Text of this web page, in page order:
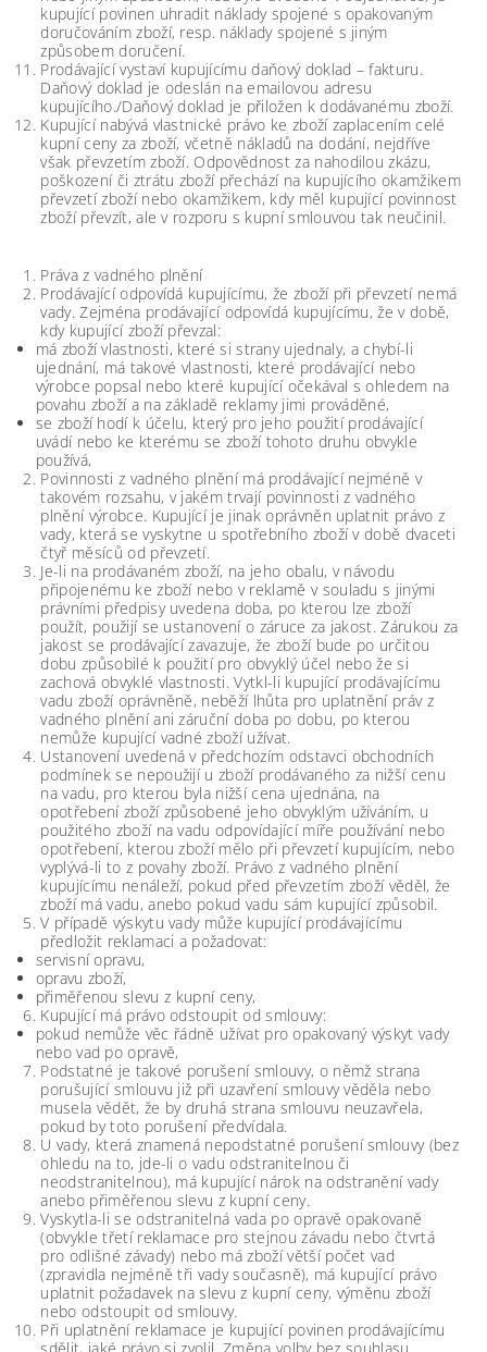
kupující povinen uhradit náklady spojené s opakovaným
doručováním zboží, resp. náklady spojené s jiným
způsobem doručení.
Prodávající vystaví kupujícímu daňový doklad – fakturu.
Daňový doklad je odeslán na emailovou adresu
kupujícího./Daňový doklad je přiložen k dodávanému zboží.
Kupující nabývá vlastnické právo ke zboží zaplacením celé
kupní ceny za zboží, včetně nákladů na dodání, nejdříve
však převzetím zboží. Odpovědnost za nahodilou zkázu,
poškození či ztrátu zboží přechází na kupujícího okamžikem
převzetí zboží nebo okamžikem, kdy měl kupující povinnost
zboží převzít, ale v rozporu s kupní smlouvou tak neučinil.
Práva z vadného plnění
Prodávající odpovídá kupujícímu, že zboží při převzetí nemá
vady. Zejména prodávající odpovídá kupujícímu, že v době,
kdy kupující zboží převzal:
má zboží vlastnosti, které si strany ujednaly, a chybí-li
ujednání, má takové vlastnosti, které prodávající nebo
výrobce popsal nebo které kupující očekával s ohledem na
povahu zboží a na základě reklamy jimi prováděné,
se zboží hodí k účelu, který pro jeho použití prodávající
uvádí nebo ke kterému se zboží tohoto druhu obvykle
používá,
Povinnosti z vadného plnění má prodávající nejméně v
takovém rozsahu, v jakém trvají povinnosti z vadného
plnění výrobce. Kupující je jinak oprávněn uplatnit právo z
vady, která se vyskytne u spotřebního zboží v době dvaceti
čtyř měsíců od převzetí.
Je-li na prodávaném zboží, na jeho obalu, v návodu
připojenému ke zboží nebo v reklamě v souladu s jinými
právními předpisy uvedena doba, po kterou lze zboží
použít, použijí se ustanovení o záruce za jakost. Zárukou za
jakost se prodávající zavazuje, že zboží bude po určitou
dobu způsobilé k použití pro obvyklý účel nebo že si
zachová obvyklé vlastnosti. Vytkl-li kupující prodávajícímu
vadu zboží oprávněně, neběží lhůta pro uplatnění práv z
vadného plnění ani záruční doba po dobu, po kterou
nemůže kupující vadné zboží užívat.
Ustanovení uvedená v předchozím odstavci obchodních
podmínek se nepoužijí u zboží prodávaného za nižší cenu
na vadu, pro kterou byla nižší cena ujednána, na
opotřebení zboží způsobené jeho obvyklým užíváním, u
použitého zboží na vadu odpovídající míře používání nebo
opotřebení, kterou zboží mělo při převzetí kupujícím, nebo
vyplývá-li to z povahy zboží. Právo z vadného plnění
kupujícímu nenáleží, pokud před převzetím zboží věděl, že
zboží má vadu, anebo pokud vadu sám kupující způsobil.
V případě výskytu vady může kupující prodávajícímu
předložit reklamaci a požadovat:
servisní opravu,
opravu zboží,
přiměřenou slevu z kupní ceny,
Kupující má právo odstoupit od smlouvy:
pokud nemůže věc řádně užívat pro opakovaný výskyt vady
nebo vad po opravě,
Podstatné je takové porušení smlouvy, o němž strana
porušující smlouvu již při uzavření smlouvy věděla nebo
musela vědět, že by druhá strana smlouvu neuzavřela,
pokud by toto porušení předvídala.
U vady, která znamená nepodstatné porušení smlouvy (bez
ohledu na to, jde-li o vadu odstranitelnou či
neodstranitelnou), má kupující nárok na odstranění vady
anebo přiměřenou slevu z kupní ceny.
Vyskytla-li se odstranitelná vada po opravě opakovaně
(obvykle třetí reklamace pro stejnou závadu nebo čtvrtá
pro odlišné závady) nebo má zboží větší počet vad
(zpravidla nejméně tři vady současně), má kupující právo
uplatnit požadavek na slevu z kupní ceny, výměnu zboží
nebo odstoupit od smlouvy.
Při uplatnění reklamace je kupující povinen prodávajícímu